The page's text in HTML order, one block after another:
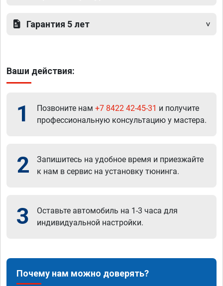
Гарантия 5 лет
Ваши действия:
1 Позвоните нам +7 8422 42-45-31 и получите
профессиональную консультацию у мастера.
2
Запишитесь на удобное время и приезжайте
к нам в сервис на установку тюнинга.
3
Оставьте автомобиль на 1-3 часа для
индивидуальной настройки.
Почему нам можно доверять?